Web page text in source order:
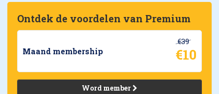
Ontdek de voordelen van Premium
Maand membership
€39
€10
Word member